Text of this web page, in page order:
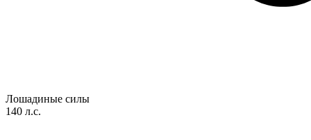
Лошадиные силы
140 л.с.